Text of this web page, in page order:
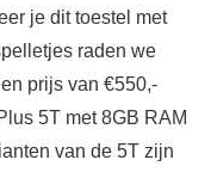
je dit toestel met
raden we
prijs van €550,-
5T met 8GB RAM
van de 5T zijn